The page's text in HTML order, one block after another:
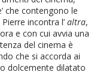
che contengono le
incontra l’altra,
e con cui avvia una
del cinema è
che si accorda ai
dolcemente dilatato